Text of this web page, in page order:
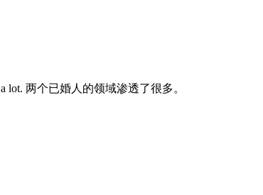
a lot. 两个已婚人的领域渗透了很多。